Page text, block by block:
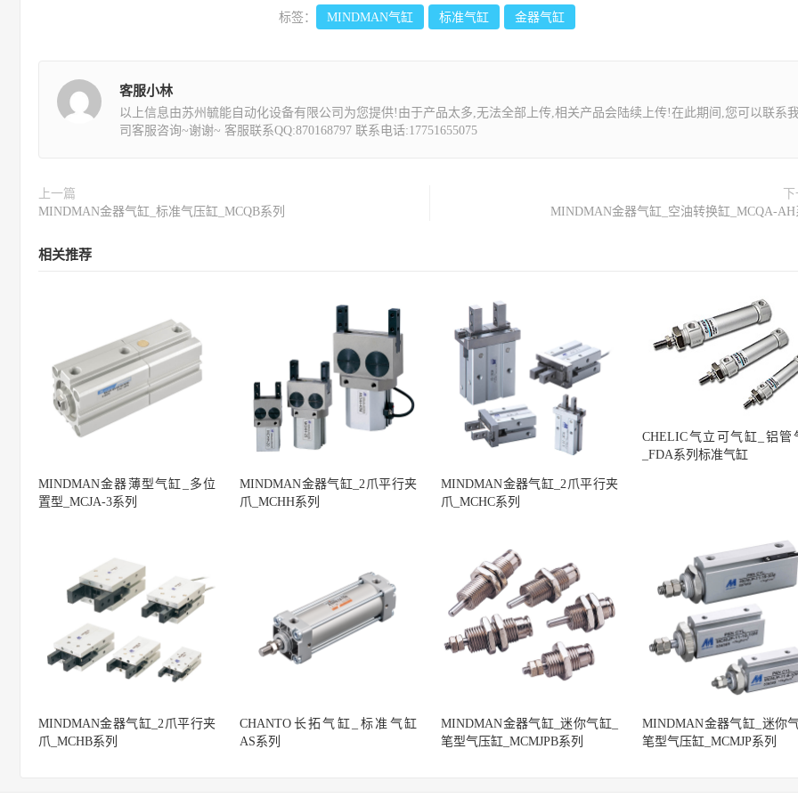
标签： MINDMAN气缸 标准气缸 金器气缸
客服小林
以上信息由苏州毓能自动化设备有限公司为您提供!由于产品太多,无法全部上传,相关产品会陆续上传!在此期间,您可以联系
司客服咨询~谢谢~ 客服联系QQ:870168797 联系电话:17751655075
上一篇
MINDMAN金器气缸_标准气压缸_MCQB系列
MINDMAN金器气缸_空油转换缸_MCQA-AH
相关推荐
MINDMAN金器薄型气缸_多位
置型_MCJA-3系列
MINDMAN金器气缸_2爪平行夹
爪_MCHH系列
MINDMAN金器气缸_2爪平行夹
爪_MCHC系列
CHELIC气立可气缸_铝管
_FDA系列标准气缸
MINDMAN金器气缸_2爪平行夹
爪_MCHB系列
CHANTO长拓气缸_标准气缸
AS系列
MINDMAN金器气缸_迷你气缸_
笔型气压缸_MCMJPB系列
MINDMAN金器气缸_迷你气
笔型气压缸_MCMJP系列